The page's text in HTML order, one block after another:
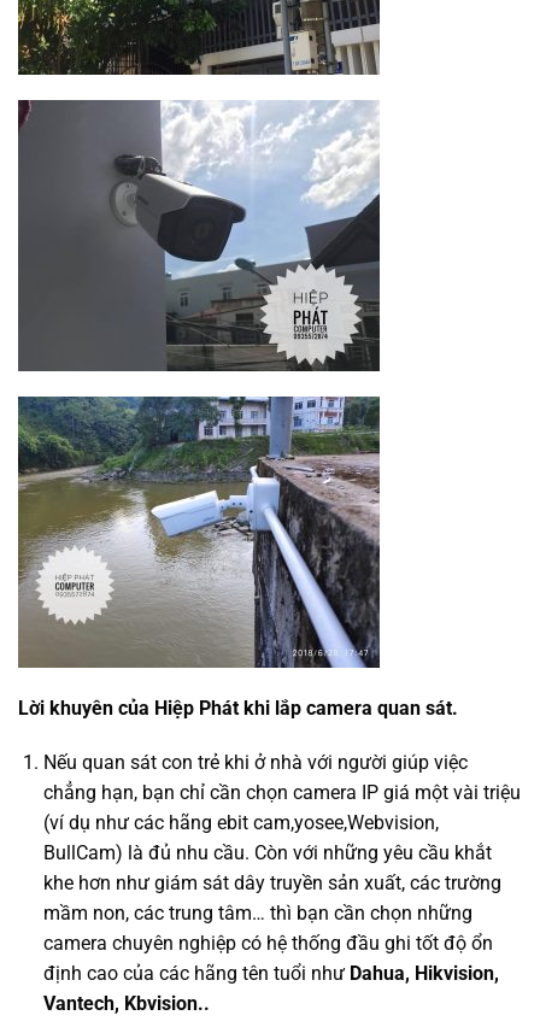
Lời khuyên của Hiệp Phát khi lắp camera quan sát.
Nếu quan sát con trẻ khi ở nhà với người giúp việc
chẳng hạn, bạn chỉ cần chọn camera IP giá một vài triệu
(ví dụ như các hãng ebit cam,yosee,Webvision,
BullCam) là đủ nhu cầu. Còn với những yêu cầu khắt
khe hơn như giám sát dây truyền sản xuất, các trường
mầm non, các trung tâm… thì bạn cần chọn những
camera chuyên nghiệp có hệ thống đầu ghi tốt độ ổn
định cao của các hãng tên tuổi như Dahua, Hikvision,
Vantech, Kbvision..